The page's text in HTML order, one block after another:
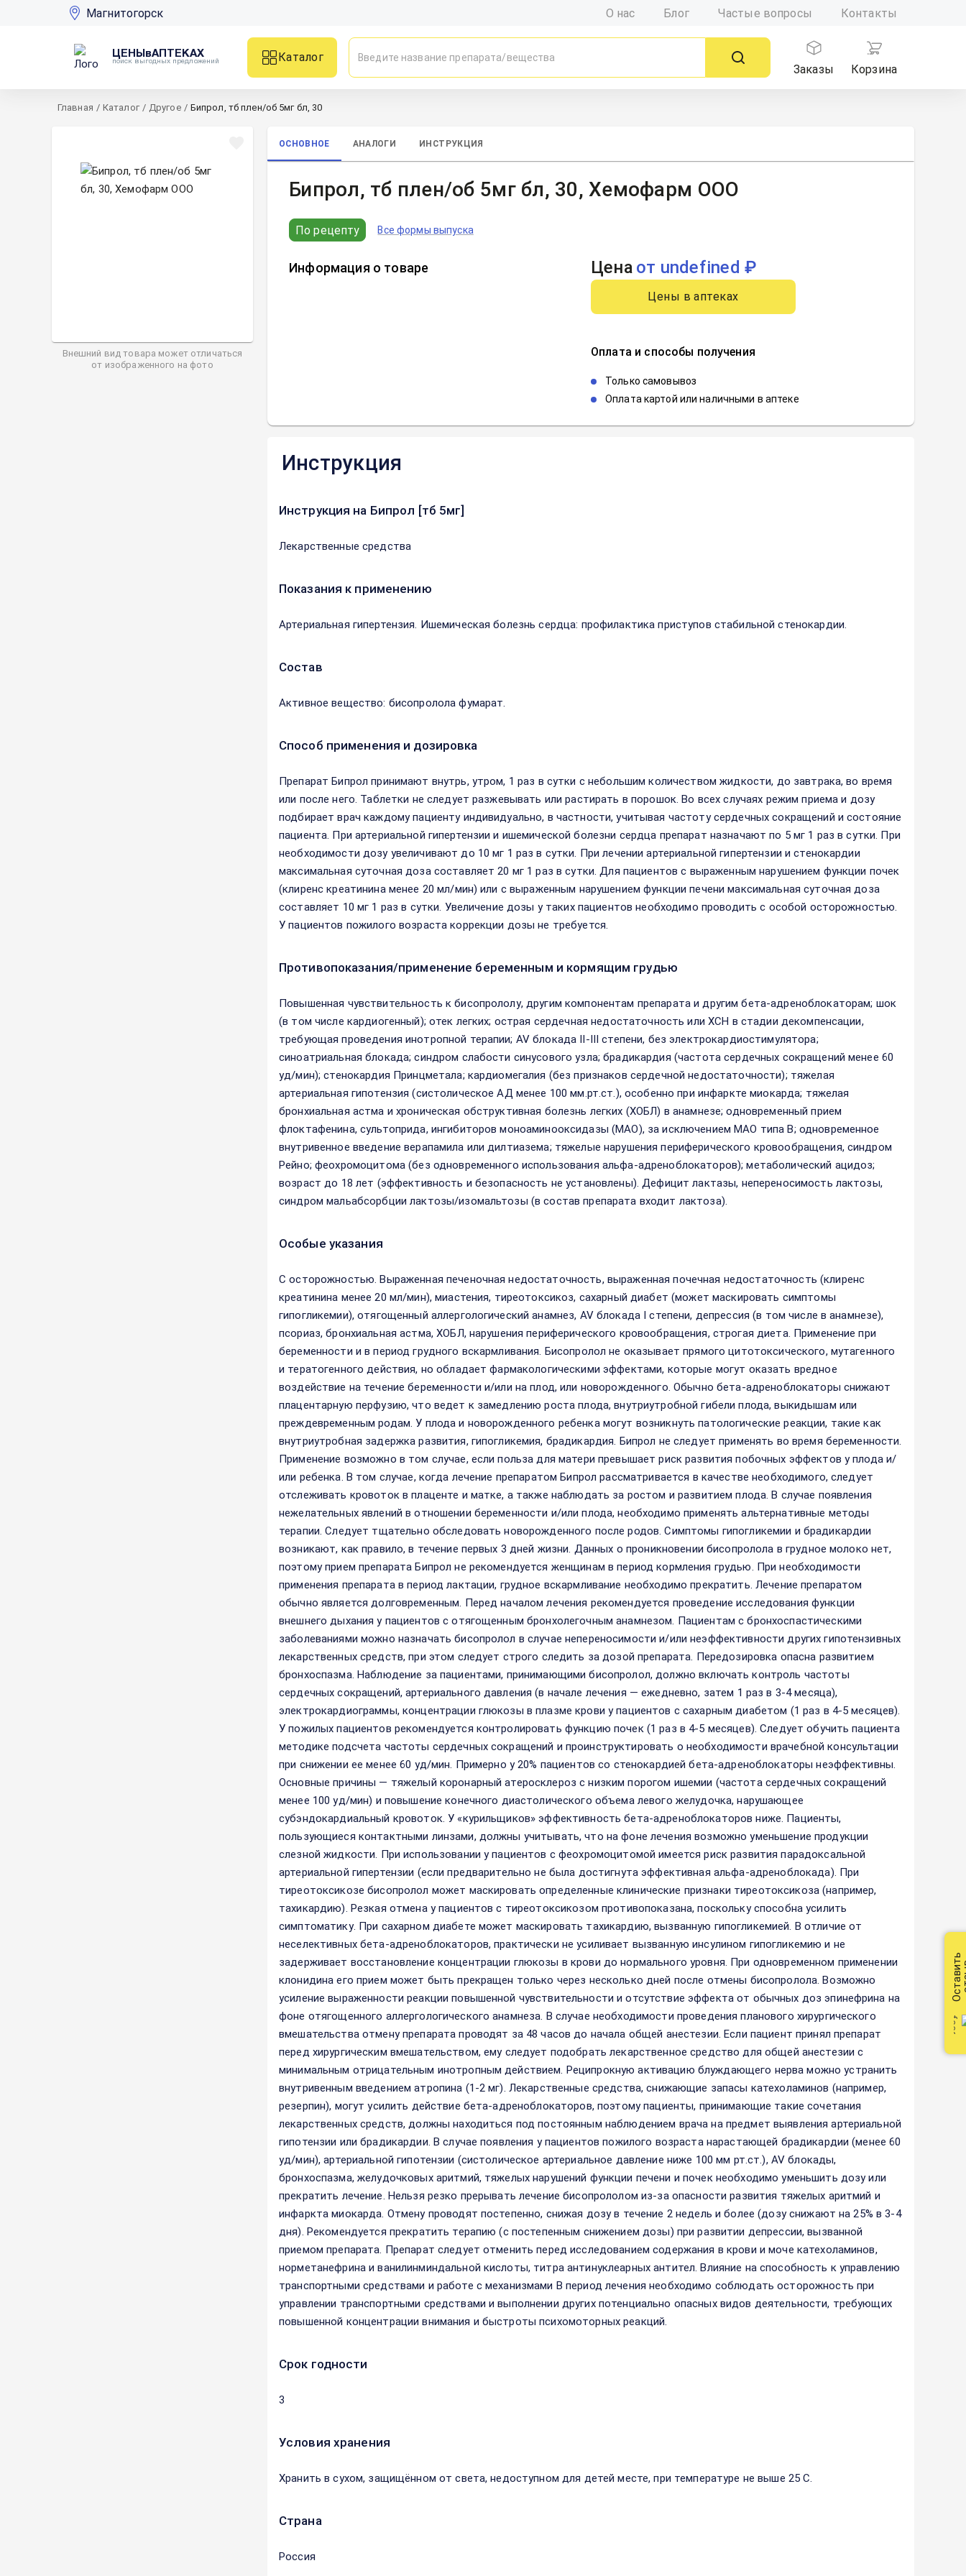
Магнитогорск О нас Блог Частые вопросы Контакты
ЦЕНЫвАПТЕКАХ
поиск выгодных предложений
Каталог
Заказы
Корзина
Главная / Каталог / Другое / Бипрол, тб плен/об 5мг бл, 30
Внешний вид товара может отличаться
от изображенного на фото
ОСНОВНОЕ АНАЛОГИ ИНСТРУКЦИЯ
Бипрол, тб плен/об 5мг бл, 30, Хемофарм ООО
По рецепту Все формы выпуска
Информация о товаре Цена от undefined ₽
Цены в аптеках
Оплата и способы получения
Только самовывоз
Оплата картой или наличными в аптеке
Инструкция
Инструкция на Бипрол [тб 5мг]
Лекарственные средства
Показания к применению
Артериальная гипертензия. Ишемическая болезнь сердца: профилактика приступов стабильной стенокардии.
Состав
Активное вещество: бисопролола фумарат.
Способ применения и дозировка
Препарат Бипрол принимают внутрь, утром, 1 раз в сутки с небольшим количеством жидкости, до завтрака, во время
или после него. Таблетки не следует разжевывать или растирать в порошок. Во всех случаях режим приема и дозу
подбирает врач каждому пациенту индивидуально, в частности, учитывая частоту сердечных сокращений и состояние
пациента. При артериальной гипертензии и ишемической болезни сердца препарат назначают по 5 мг 1 раз в сутки. При
необходимости дозу увеличивают до 10 мг 1 раз в сутки. При лечении артериальной гипертензии и стенокардии
максимальная суточная доза составляет 20 мг 1 раз в сутки. Для пациентов с выраженным нарушением функции почек
(клиренс креатинина менее 20 мл/мин) или с выраженным нарушением функции печени максимальная суточная доза
составляет 10 мг 1 раз в сутки. Увеличение дозы у таких пациентов необходимо проводить с особой осторожностью.
У пациентов пожилого возраста коррекции дозы не требуется.
Противопоказания/применение беременным и кормящим грудью
Повышенная чувствительность к бисопрололу, другим компонентам препарата и другим бета-адреноблокаторам; шок
(в том числе кардиогенный); отек легких; острая cердечная недостаточность или ХСН в стадии декомпенсации,
требующая проведения инотропной терапии; AV блокада II-III степени, без электрокардиостимулятора;
cиноатриальная блокада; синдром слабости синусового узла; брадикардия (частота сердечных сокращений менее 60
уд/мин); стенокардия Принцметала; кардиомегалия (без признаков сердечной недостаточности); тяжелая
артериальная гипотензия (систолическое АД менее 100 мм.рт.cт.), особенно при инфаркте миокарда; тяжелая
бронхиальная астма и хроническая обструктивная болезнь легких (ХОБЛ) в анамнезе; одновременный прием
флоктафенина, сультоприда, ингибиторов моноаминооксидазы (МАО), за исключением МАО типа В; одновременное
внутривенное введение верапамила или дилтиазема; тяжелые нарушения периферического кровообращения, синдром
Рейно; феохромоцитома (без одновременного использования альфа-адреноблокаторов); метаболический ацидоз;
возраст до 18 лет (эффективность и безопасность не установлены). Дефицит лактазы, непереносимость лактозы,
синдром мальабсорбции лактозы/изомальтозы (в состав препарата входит лактоза).
Особые указания
С осторожностью. Выраженная печеночная недостаточность, выраженная почечная недостаточность (клиренс
креатинина менее 20 мл/мин), миастения, тиреотоксикоз, сахарный диабет (может маскировать симптомы
гипогликемии), отягощенный аллергологический анамнез, AV блокада I степени, депрессия (в том числе в анамнезе),
псориаз, бронхиальная астма, ХОБЛ, нарушения периферического кровообращения, строгая диета. Применение при
беременности и в период грудного вскармливания. Бисопролол не оказывает прямого цитотоксического, мутагенного
и тератогенного действия, но обладает фармакологическими эффектами, которые могут оказать вредное
воздействие на течение беременности и/или на плод, или новорожденного. Обычно бета-адреноблокаторы снижают
плацентарную перфузию, что ведет к замедлению роста плода, внутриутробной гибели плода, выкидышам или
преждевременным родам. У плода и новорожденного ребенка могут возникнуть патологические реакции, такие как
внутриутробная задержка развития, гипогликемия, брадикардия. Бипрол не следует применять во время беременности.
Применение возможно в том случае, если польза для матери превышает риск развития побочных эффектов у плода и/
или ребенка. В том случае, когда лечение препаратом Бипрол рассматривается в качестве необходимого, следует
отслеживать кровоток в плаценте и матке, а также наблюдать за ростом и развитием плода. В случае появления
нежелательных явлений в отношении беременности и/или плода, необходимо применять альтернативные методы
терапии. Следует тщательно обследовать новорожденного после родов. Симптомы гипогликемии и брадикардии
возникают, как правило, в течение первых 3 дней жизни. Данных о проникновении бисопролола в грудное молоко нет,
поэтому прием препарата Бипрол не рекомендуется женщинам в период кормления грудью. При необходимости
применения препарата в период лактации, грудное вскармливание необходимо прекратить. Лечение препаратом
обычно является долговременным. Перед началом лечения рекомендуется проведение исследования функции
внешнего дыхания у пациентов с отягощенным бронхолегочным анамнезом. Пациентам с бронхоспастическими
заболеваниями можно назначать бисопролол в случае непереносимости и/или неэффективности других гипотензивных
лекарственных средств, при этом следует строго следить за дозой препарата. Передозировка опасна развитием
бронхоспазма. Наблюдение за пациентами, принимающими бисопролол, должно включать контроль частоты
сердечных сокращений, артериального давления (в начале лечения — ежедневно, затем 1 раз в 3-4 месяца),
электрокардиограммы, концентрации глюкозы в плазме крови у пациентов с сахарным диабетом (1 раз в 4-5 месяцев).
У пожилых пациентов рекомендуется контролировать функцию почек (1 раз в 4-5 месяцев). Следует обучить пациента
методике подсчета частоты сердечных сокращений и проинструктировать о необходимости врачебной консультации
при снижении ее менее 60 уд/мин. Примерно у 20% пациентов со стенокардией бета-адреноблокаторы неэффективны.
Основные причины — тяжелый коронарный атеросклероз с низким порогом ишемии (частота сердечных сокращений
менее 100 уд/мин) и повышение конечного диастолического объема левого желудочка, нарушающее
субэндокардиальный кровоток. У «курильщиков» эффективность бета-адреноблокаторов ниже. Пациенты,
пользующиеся контактными линзами, должны учитывать, что на фоне лечения возможно уменьшение продукции
слезной жидкости. При использовании у пациентов с феохромоцитомой имеется риск развития парадоксальной
артериальной гипертензии (если предварительно не была достигнута эффективная альфа-адреноблокада). При
тиреотоксикозе бисопролол может маскировать определенные клинические признаки тиреотоксикоза (например,
тахикардию). Резкая отмена у пациентов с тиреотоксикозом противопоказана, поскольку способна усилить
симптоматику. При сахарном диабете может маскировать тахикардию, вызванную гипогликемией. В отличие от
неселективных бета-адреноблокаторов, практически не усиливает вызванную инсулином гипогликемию и не
задерживает восстановление концентрации глюкозы в крови до нормального уровня. При одновременном применении
клонидина его прием может быть прекращен только через несколько дней после отмены бисопролола. Возможно
усиление выраженности реакции повышенной чувствительности и отсутствие эффекта от обычных доз эпинефрина на
фоне отягощенного аллергологического анамнеза. В случае необходимости проведения планового хирургического
вмешательства отмену препарата проводят за 48 часов до начала общей анестезии. Если пациент принял препарат
перед хирургическим вмешательством, ему следует подобрать лекарственное средство для общей анестезии с
минимальным отрицательным инотропным действием. Реципрокную активацию блуждающего нерва можно устранить
внутривенным введением атропина (1-2 мг). Лекарственные средства, снижающие запасы катехоламинов (например,
резерпин), могут усилить действие бета-адреноблокаторов, поэтому пациенты, принимающие такие сочетания
лекарственных средств, должны находиться под постоянным наблюдением врача на предмет выявления артериальной
гипотензии или брадикардии. В случае появления у пациентов пожилого возраста нарастающей брадикардии (менее 60
уд/мин), артериальной гипотензии (систолическое артериальное давление ниже 100 мм рт.ст.), AV блокады,
бронхоспазма, желудочковых аритмий, тяжелых нарушений функции печени и почек необходимо уменьшить дозу или
прекратить лечение. Нельзя резко прерывать лечение бисопрололом из-за опасности развития тяжелых аритмий и
инфаркта миокарда. Отмену проводят постепенно, снижая дозу в течение 2 недель и более (дозу снижают на 25% в 3-4
дня). Рекомендуется прекратить терапию (с постепенным снижением дозы) при развитии депрессии, вызванной
приемом препарата. Препарат следует отменить перед исследованием содержания в крови и моче катехоламинов,
норметанефрина и ванилинминдальной кислоты, титра антинуклеарных антител. Влияние на способность к управлению
транспортными средствами и работе с механизмами В период лечения необходимо соблюдать осторожность при
управлении транспортными средствами и выполнении других потенциально опасных видов деятельности, требующих
повышенной концентрации внимания и быстроты психомоторных реакций.
Срок годности
3
Условия хранения
Хранить в сухом, защищённом от света, недоступном для детей месте, при температуре не выше 25 С.
Страна
Россия
Оставить